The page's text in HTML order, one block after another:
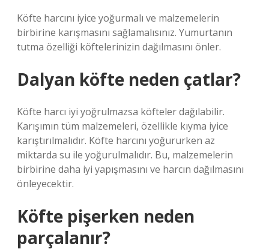
Köfte harcını iyice yoğurmalı ve malzemelerin
birbirine karışmasını sağlamalısınız. Yumurtanın
tutma özelliği köftelerinizin dağılmasını önler.
Dalyan köfte neden çatlar?
Köfte harcı iyi yoğrulmazsa köfteler dağılabilir.
Karışımın tüm malzemeleri, özellikle kıyma iyice
karıştırılmalıdır. Köfte harcını yoğururken az
miktarda su ile yoğurulmalıdır. Bu, malzemelerin
birbirine daha iyi yapışmasını ve harcın dağılmasını
önleyecektir.
Köfte pişerken neden
parçalanır?